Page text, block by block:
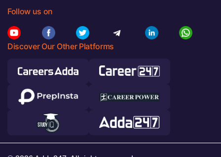
Follow us on
Discover Our Other Platforms